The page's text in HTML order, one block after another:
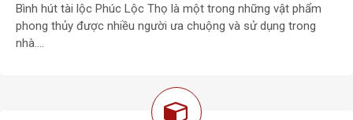
Bình hút tài lộc Phúc Lộc Thọ là một trong những vật phẩm
phong thủy được nhiều người ưa chuộng và sử dụng trong
nhà.…